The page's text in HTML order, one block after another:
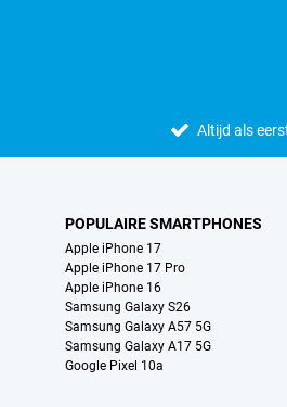
Altijd als
POPULAIRE SMARTPHONES
Apple iPhone 17
Apple iPhone 17 Pro
Apple iPhone 16
Samsung Galaxy S26
Samsung Galaxy A57 5G
Samsung Galaxy A17 5G
Google Pixel 10a